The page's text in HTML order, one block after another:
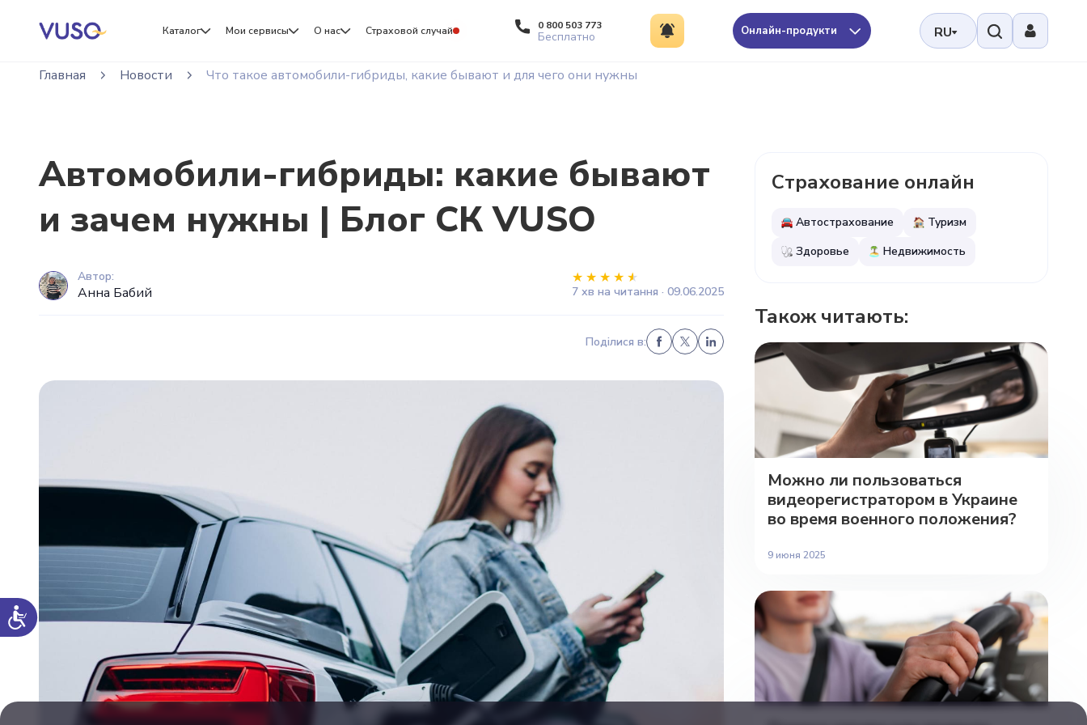
Каталог Мои сервисы О нас Страховой случай 0 800 503 773
Бесплатно Онлайн-продукти RU
Главная Новости Что такое автомобили-гибриды, какие бывают и для чего они нужны
Автомобили-гибриды: какие бывают
и зачем нужны | Блог СК VUSO
Автор:
Анна Бабий 7 хв на читання · 09.06.2025
Поділися в:
Страхование онлайн
Автострахование
Туризм
Здоровье
Недвижимость
Також читають:
Можно ли пользоваться
видеорегистратором в Украине
во время военного положения?
9 июня 2025